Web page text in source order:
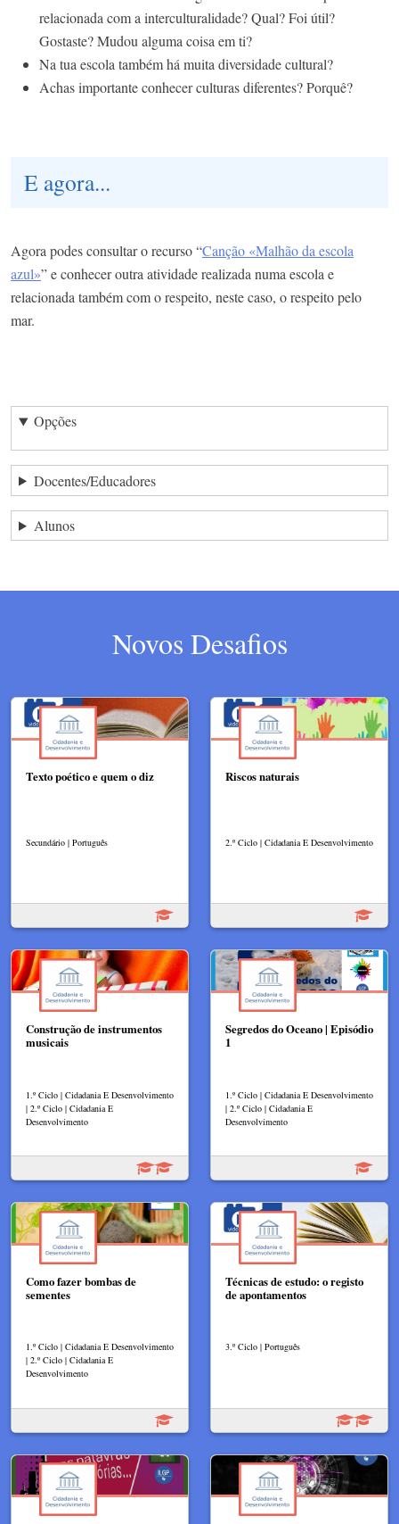
relacionada com a interculturalidade? Qual? Foi útil?
Gostaste? Mudou alguma coisa em ti?
Na tua escola também há muita diversidade cultural?
Achas importante conhecer culturas diferentes? Porquê?
E agora...
Agora podes consultar o recurso “Canção «Malhão da escola
azul»” e conhecer outra atividade realizada numa escola e
relacionada também com o respeito, neste caso, o respeito pelo
mar.
Opções
Docentes/Educadores
Alunos
Novos Desafios
Texto poético e quem o diz
Secundário | Português
Riscos naturais
2.º Ciclo | Cidadania E Desenvolvimento
Construção de instrumentos
musicais
1.º Ciclo | Cidadania E Desenvolvimento
| 2.º Ciclo | Cidadania E
Desenvolvimento
Segredos do Oceano | Episódio
1
1.º Ciclo | Cidadania E Desenvolvimento
| 2.º Ciclo | Cidadania E
Desenvolvimento
Como fazer bombas de
sementes
1.º Ciclo | Cidadania E Desenvolvimento
| 2.º Ciclo | Cidadania E
Desenvolvimento
Técnicas de estudo: o registo
de apontamentos
3.º Ciclo | Português